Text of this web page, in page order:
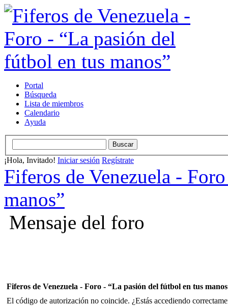
Portal
Búsqueda
Lista de miembros
Calendario
Ayuda
¡Hola, Invitado! Iniciar sesión Regístrate
Fiferos de Venezuela -
manos”
Mensaje del foro
Fiferos de Venezuela - Foro - “La pasión del fútbol en tus
El código de autorización no coincide. ¿Estás accediendo